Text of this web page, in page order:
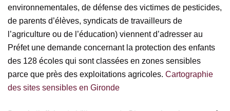
environnementales, de défense des victimes de pesticides,
de parents d’élèves, syndicats de travailleurs de
l’agriculture ou de l’éducation) viennent d’adresser au
Préfet une demande concernant la protection des enfants
des 128 écoles qui sont classées en zones sensibles
parce que près des exploitations agricoles. Cartographie
des sites sensibles en Gironde